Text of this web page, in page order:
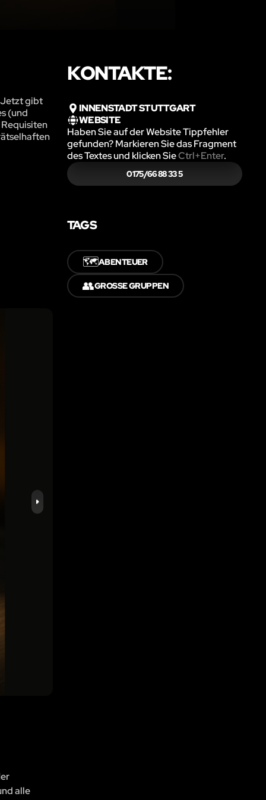
Jetzt gibt
(und
alle
KONTAKTE:
INNENSTADT STUTTGART
WEBSITE
Haben Sie auf der Website Tippfehler
gefunden? Markieren Sie das Fragment
des Textes und klicken SieCtrl+Enter.
0175/66 88 33 5
TAGS
🗺️ABENTEUER
👥GROSSE GRUPPEN